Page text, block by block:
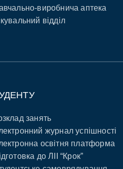
виробнича аптека
відділ
занять
журнал успішності
освітня платформа
до ЛІІ “Крок”